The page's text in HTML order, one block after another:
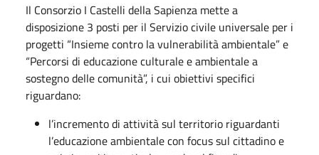
Il Consorzio I Castelli della Sapienza mette a
disposizione 3 posti per il Servizio civile universale per i
progetti “Insieme contro la vulnerabilità ambientale” e
“Percorsi di educazione culturale e ambientale a
sostegno delle comunità”, i cui obiettivi specifici
riguardano:
l’incremento di attività sul territorio riguardanti
l’educazione ambientale con focus sul cittadino e